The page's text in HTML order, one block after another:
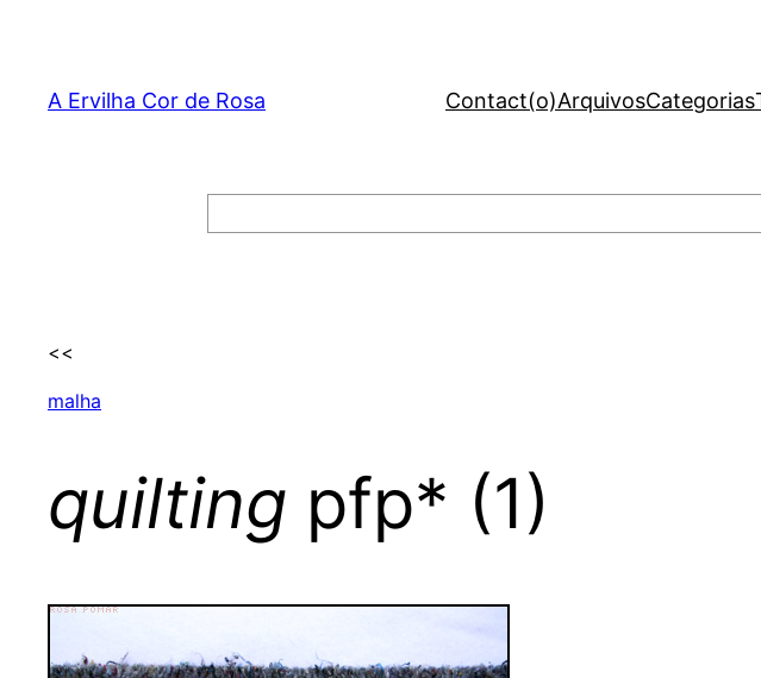
content
A Ervilha Cor de Rosa Contact(o)ArquivosCategorias
<<
malha
quilting pfp* (1)